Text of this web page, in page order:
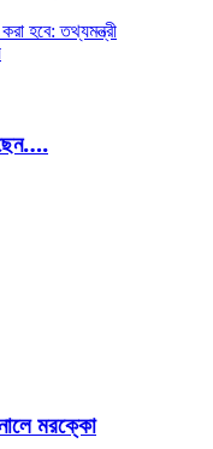
হবে: তথ্যমন্ত্রী
মরক্কো